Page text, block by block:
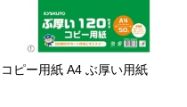
コピー用紙 A4 ぶ厚い用紙